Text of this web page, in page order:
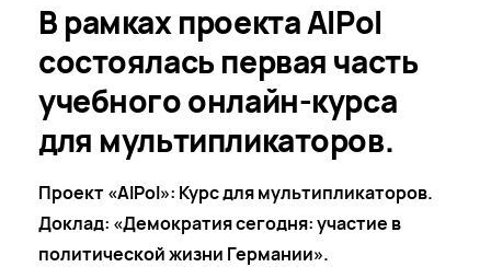
В рамках проекта AIPol
состоялась первая часть
учебного онлайн-курса
для мультипликаторов.
Проект «AIPol»: Курс для мультипликаторов.
Доклад: «Демократия сегодня: участие в
политической жизни Германии».